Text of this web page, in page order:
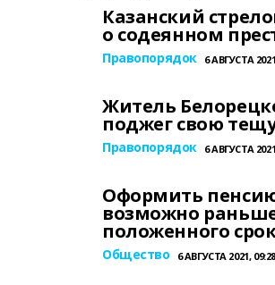
Казанский
о содеянном
Правопорядок 6 АВГУСТА
Житель
поджег свою
Правопорядок 6 АВГУСТА
Оформить
возможно
положенного
Общество 6 АВГУСТА 2021, 09:28